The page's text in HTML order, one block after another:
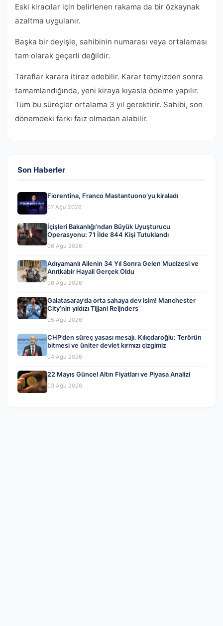
Eski kiracılar için belirlenen rakama da bir özkaynak
azaltma uygulanır.
Başka bir deyişle, sahibinin numarası veya ortalaması
tam olarak geçerli değildir.
Taraflar karara itiraz edebilir. Karar temyizden sonra
tamamlandığında, yeni kiraya kıyasla ödeme yapılır.
Tüm bu süreçler ortalama 3 yıl gerektirir. Sahibi, son
dönemdeki farkı faiz olmadan alabilir.
Son Haberler
Fiorentina, Franco Mastantuono’yu kiraladı
07 Ağu 2026
İçişleri Bakanlığı’ndan Büyük Uyuşturucu
Operasyonu: 71 İlde 844 Kişi Tutuklandı
06 Ağu 2026
Adıyamanlı Ailenin 34 Yıl Sonra Gelen Mucizesi ve
Anıtkabir Hayali Gerçek Oldu
06 Ağu 2026
Galatasaray’da orta sahaya dev isim! Manchester
City’nin yıldızı Tijjani Reijnders
05 Ağu 2026
CHP’den süreç yasası mesajı. Kılıçdaroğlu: Terörün
bitmesi ve üniter devlet kırmızı çizgimiz
04 Ağu 2026
22 Mayıs Güncel Altın Fiyatları ve Piyasa Analizi
03 Ağu 2026